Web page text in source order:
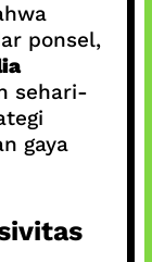
ponsel,
sehari-
gaya